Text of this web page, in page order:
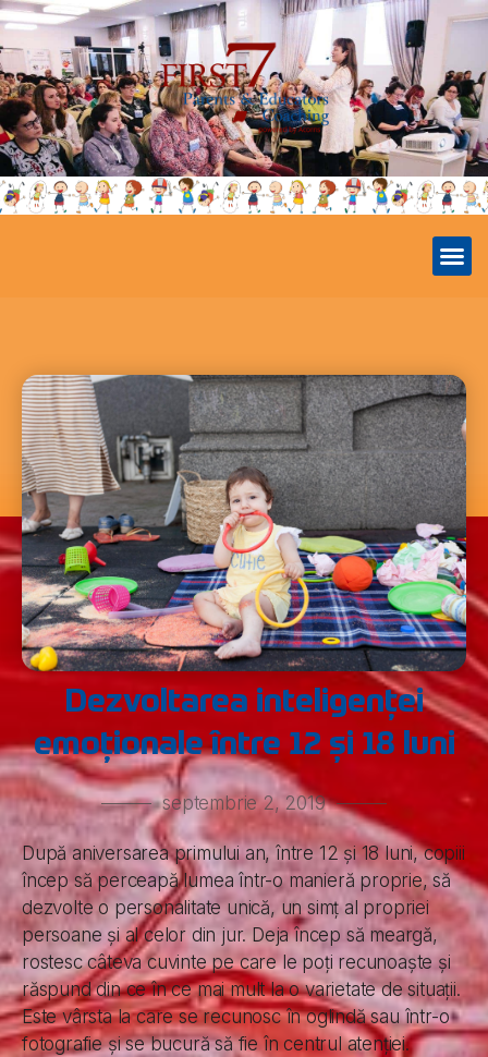
Dezvoltarea inteligenței
emoționale între 12 și 18 luni
septembrie 2, 2019
După aniversarea primului an, între 12 și 18 luni, copiii
încep să perceapă lumea într-o manieră proprie, să
dezvolte o personalitate unică, un simț al propriei
persoane și al celor din jur. Deja încep să meargă,
rostesc câteva cuvinte pe care le poți recunoaște și
răspund din ce în ce mai mult la o varietate de situații.
Este vârsta la care se recunosc în oglindă sau într-o
fotografie și se bucură să fie în centrul atenției.